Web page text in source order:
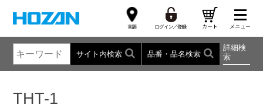
サイト内検索 品番・品名検索
詳細検
索
THT-1